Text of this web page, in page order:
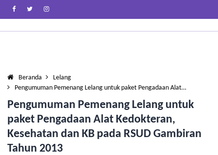
Beranda
Lelang
Pengumuman Pemenang Lelang untuk paket Pengadaan Alat…
Pengumuman Pemenang Lelang untuk
paket Pengadaan Alat Kedokteran,
Kesehatan dan KB pada RSUD Gambiran
Tahun 2013